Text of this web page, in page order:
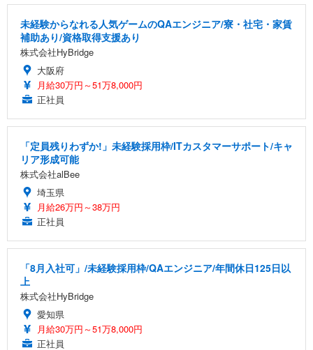
未経験からなれる人気ゲームのQAエンジニア/寮・社宅・家賃
補助あり/資格取得支援あり
株式会社HyBridge
大阪府
月給30万円～51万8,000円
正社員
「定員残りわずか!」未経験採用枠/ITカスタマーサポート/キャ
リア形成可能
株式会社alBee
埼玉県
月給26万円～38万円
正社員
「8月入社可」/未経験採用枠/QAエンジニア/年間休日125日以
上
株式会社HyBridge
愛知県
月給30万円～51万8,000円
正社員